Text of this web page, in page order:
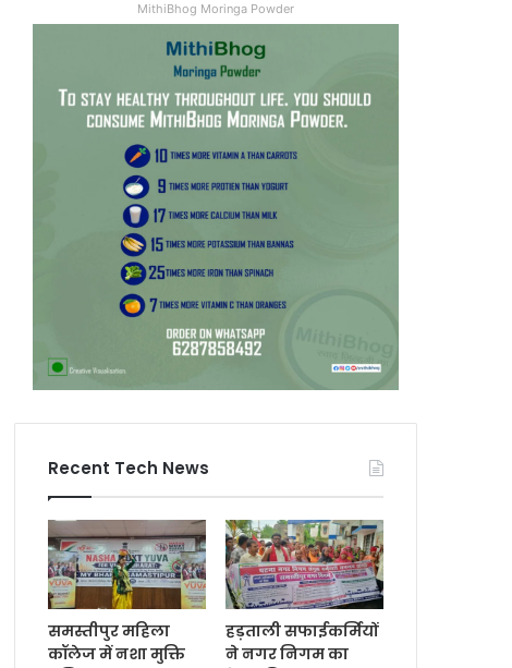
MithiBhog Moringa Powder
Recent Tech News
समस्तीपुर महिला
कॉलेज में नशा मुक्ति
हड़ताली सफाईकर्मियों
ने नगर निगम का